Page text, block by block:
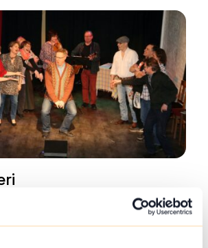
hämeenlinnalainen
joka valmistaa pääsääntöisesti